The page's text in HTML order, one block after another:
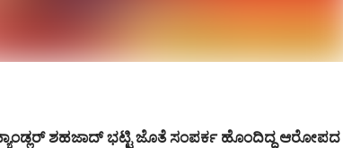
ಹ್ಯಾಂಡ್ಲರ್ ಶಹಜಾದ್ ಭಟ್ಟಿ ಜೊತೆ ಸಂಪರ್ಕ ಹೊಂದಿದ್ದ ಆರೋಪದ